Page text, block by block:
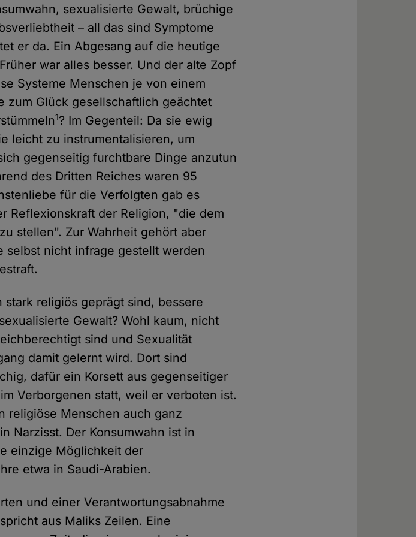
sexualisierte Gewalt, brüchige
– all das sind Symptome
er da. Ein Abgesang auf die heutige
war alles besser. Und der alte Zopf
Systeme Menschen je von einem
zum Glück gesellschaftlich geächtet
1? Im Gegenteil: Da sie ewig
leicht zu instrumentalisieren, um
gegenseitig furchtbare Dinge anzutun
des Dritten Reiches waren 95
für die Verfolgten gab es
Reflexionskraft der Religion, "die dem
stellen". Zur Wahrheit gehört aber
selbst nicht infrage gestellt werden
religiös geprägt sind, bessere
Gewalt? Wohl kaum, nicht
sind und Sexualität
damit gelernt wird. Dort sind
dafür ein Korsett aus gegenseitiger
Verborgenen statt, weil er verboten ist.
religiöse Menschen auch ganz
Narzisst. Der Konsumwahn ist in
einzige Möglichkeit der
etwa in Saudi-Arabien.
und einer Verantwortungsabnahme
aus Maliks Zeilen. Eine